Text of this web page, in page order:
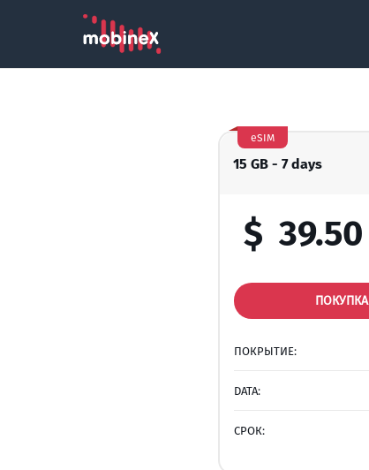
15 GB - 7 days
eSIM
$ 39.50
ПОКУПКА
ПОКРЫТИЕ:
DATA:
СРОК: